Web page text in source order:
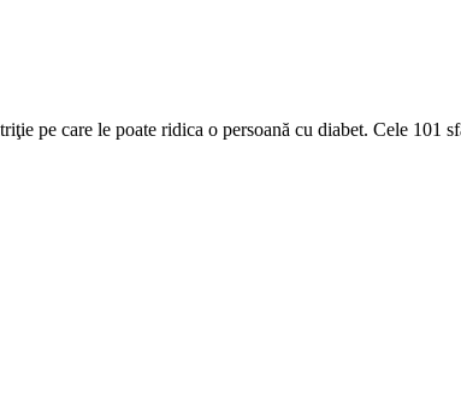
pe care le poate ridica o persoană cu diabet. Cele 101